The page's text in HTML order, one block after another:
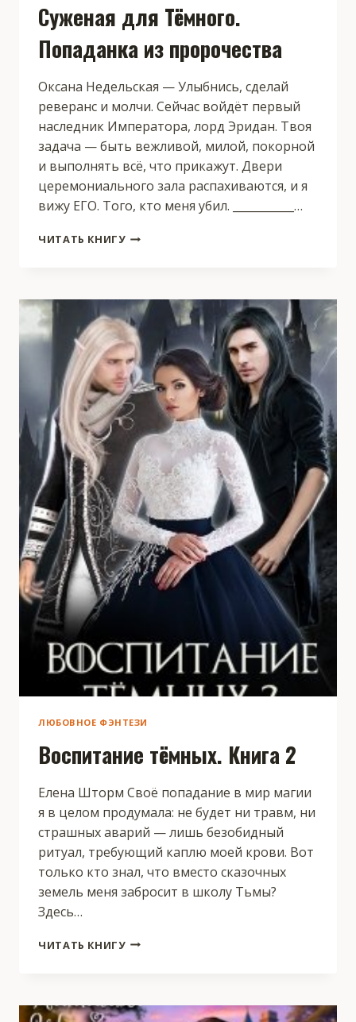
Суженая для Тёмного.
Попаданка из пророчества
Оксана Недельская — Улыбнись, сделай
реверанс и молчи. Сейчас войдёт первый
наследник Императора, лорд Эридан. Твоя
задача — быть вежливой, милой, покорной
и выполнять всё, что прикажут. Двери
церемониального зала распахиваются, и я
вижу ЕГО. Того, кто меня убил. ___________…
ЧИТАТЬ КНИГУСУЖЕНАЯ
ИЗ
ПРОРОЧЕСТВА
ЛЮБОВНОЕ ФЭНТЕЗИ
Воспитание тёмных. Книга 2
Елена Шторм Своё попадание в мир магии
я в целом продумала: не будет ни травм, ни
страшных аварий — лишь безобидный
ритуал, требующий каплю моей крови. Вот
только кто знал, что вместо сказочных
земель меня забросит в школу Тьмы?
Здесь…
ЧИТАТЬ КНИГУВОСПИТАНИЕ